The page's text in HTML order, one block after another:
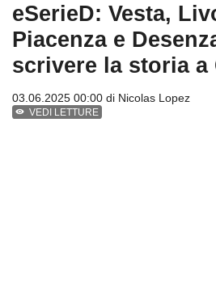
eSerieD: Vesta,
Piacenza e
scrivere la storia a
03.06.2025 00:00 di Nicolas Lopez
VEDI LETTURE